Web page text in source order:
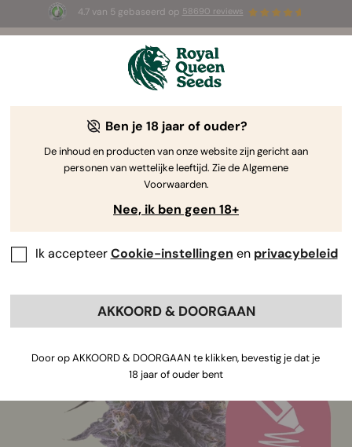
4.7 van 5 gebaseerd op 58690 reviews
3 White Widow Auto zaadjesGRATIS voor de
Ben je 18 jaar of ouder?
De inhoud en producten van onze website zijn gericht aan
personen van wettelijke leeftijd. Zie de Algemene
Voorwaarden.
Nee, ik ben geen 18+
Ik accepteerCookie-instellingen en privacybeleid
AKKOORD & DOORGAAN
Door op AKKOORD & DOORGAAN te klikken, bevestig je dat je
18 jaar of ouder bent